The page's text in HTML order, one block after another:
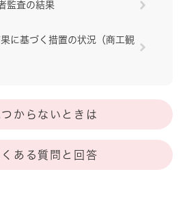
監査の結果
に基づく措置の状況（商工観
つからないときは
くある質問と回答